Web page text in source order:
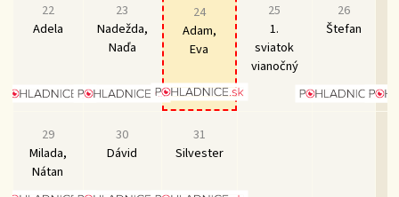
22
Adela
23
Nadežda,
Naďa
24
Adam,
Eva
25
1.
sviatok
vianočný
26
Štefan
29
Milada,
Nátan
30
Dávid
31
Silvester